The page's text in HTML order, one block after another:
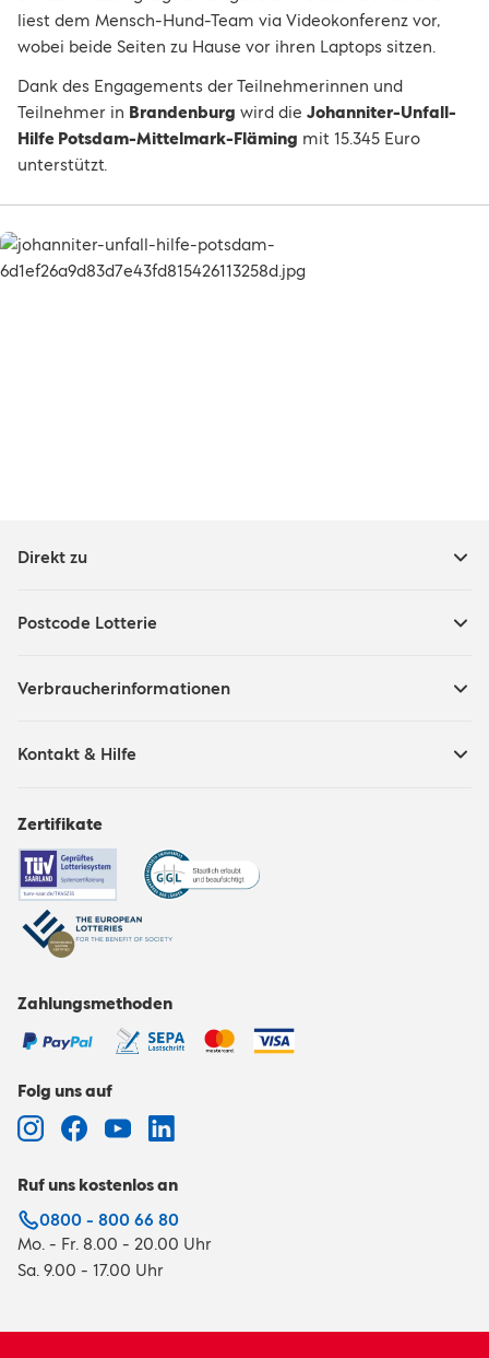
liest dem Mensch-Hund-Team via Videokonferenz vor,
wobei beide Seiten zu Hause vor ihren Laptops sitzen.
Dank des Engagements der Teilnehmerinnen und
Teilnehmer in Brandenburg wird die Johanniter-Unfall-
Hilfe Potsdam-Mittelmark-Fläming mit 15.345 Euro
unterstützt.
Direkt zu
Postcode Lotterie
Verbraucherinformationen
Kontakt & Hilfe
Zertifikate
Zahlungsmethoden
Folg uns auf
Ruf uns kostenlos an
0800 - 800 66 80
Mo. - Fr. 8.00 - 20.00 Uhr
Sa. 9.00 - 17.00 Uhr